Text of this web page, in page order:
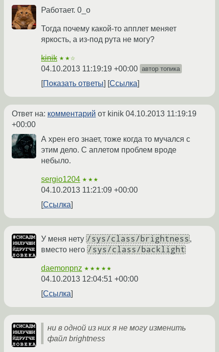
Работает. 0_о
Тогда почему какой-то апплет меняет
яркость, а из-под рута не могу?
kinik ★★☆
04.10.2013 11:19:19 +00:00 автор топика
Показать ответы Ссылка
Ответ на: комментарий от kinik 04.10.2013 11:19:19
+00:00
А хрен его знает, тоже когда то мучался с
этим дело. С аплетом проблем вроде
небыло.
sergio1204 ★★★
04.10.2013 11:21:09 +00:00
Ссылка
У меня нету /sys/class/brightness ,
вместо него /sys/class/backlight
daemonpnz ★★★★★
04.10.2013 12:04:51 +00:00
Ссылка
ни в одной из них я не могу изменить
файл brightness